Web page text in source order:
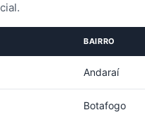
BAIRRO
Andaraí
Botafogo